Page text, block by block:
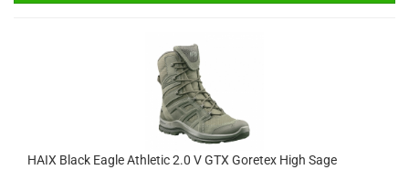
HAIX Black Eagle Athletic 2.0 V GTX Goretex High Sage